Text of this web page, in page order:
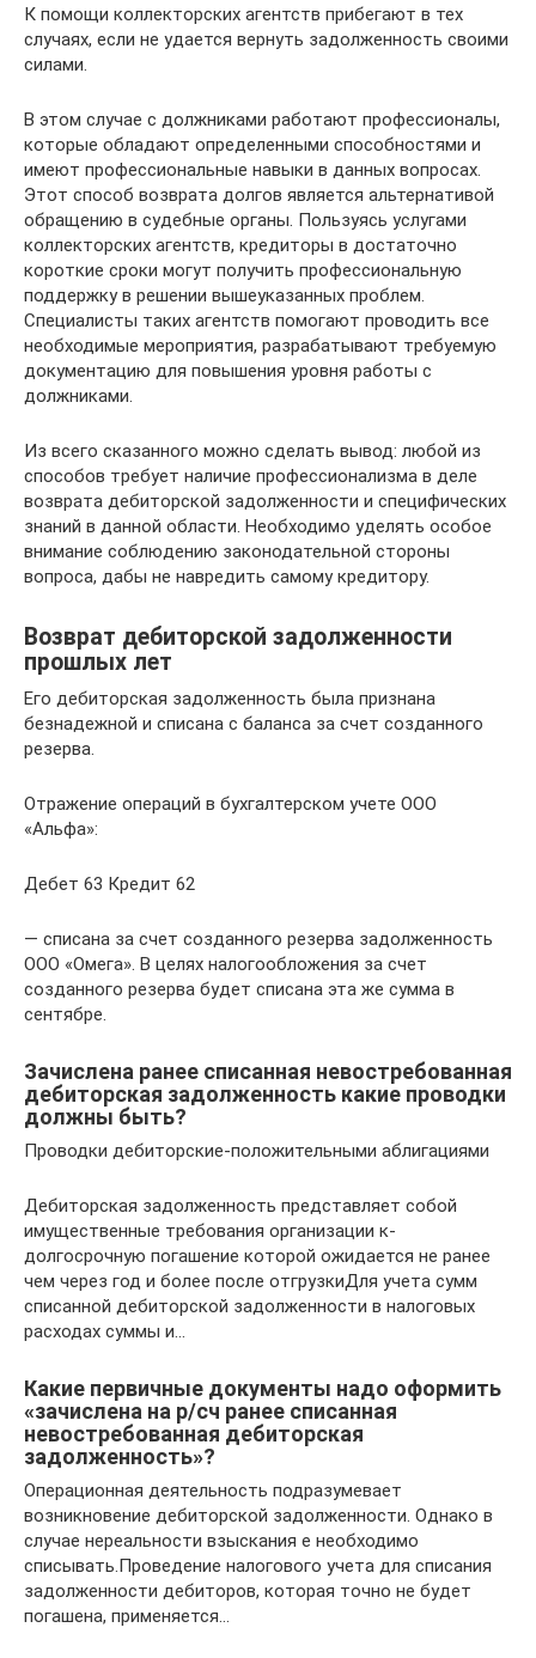
К помощи коллекторских агентств прибегают в тех
случаях, если не удается вернуть задолженность своими
силами.
В этом случае с должниками работают профессионалы,
которые обладают определенными способностями и
имеют профессиональные навыки в данных вопросах.
Этот способ возврата долгов является альтернативой
обращению в судебные органы. Пользуясь услугами
коллекторских агентств, кредиторы в достаточно
короткие сроки могут получить профессиональную
поддержку в решении вышеуказанных проблем.
Специалисты таких агентств помогают проводить все
необходимые мероприятия, разрабатывают требуемую
документацию для повышения уровня работы с
должниками.
Из всего сказанного можно сделать вывод: любой из
способов требует наличие профессионализма в деле
возврата дебиторской задолженности и специфических
знаний в данной области. Необходимо уделять особое
внимание соблюдению законодательной стороны
вопроса, дабы не навредить самому кредитору.
Возврат дебиторской задолженности
прошлых лет
Его дебиторская задолженность была признана
безнадежной и списана с баланса за счет созданного
резерва.
Отражение операций в бухгалтерском учете ООО
«Альфа»:
Дебет 63 Кредит 62
— списана за счет созданного резерва задолженность
ООО «Омега». В целях налогообложения за счет
созданного резерва будет списана эта же сумма в
сентябре.
Зачислена ранее списанная невостребованная
дебиторская задолженность какие проводки
должны быть?
Проводки дебиторские-положительными аблигациями
Дебиторская задолженность представляет собой
имущественные требования организации к-
долгосрочную погашение которой ожидается не ранее
чем через год и более после отгрузкиДля учета сумм
списанной дебиторской задолженности в налоговых
расходах суммы и…
Какие первичные документы надо оформить
«зачислена на р/сч ранее списанная
невостребованная дебиторская
задолженность»?
Операционная деятельность подразумевает
возникновение дебиторской задолженности. Однако в
случае нереальности взыскания е необходимо
списывать.Проведение налогового учета для списания
задолженности дебиторов, которая точно не будет
погашена, применяется…